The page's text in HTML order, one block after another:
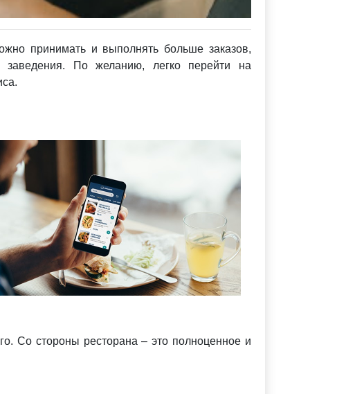
принимать и выполнять больше заказов,
заведения. По желанию, легко перейти на
Со стороны ресторана – это полноценное и